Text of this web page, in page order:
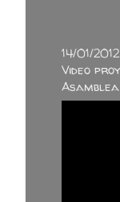
14/01/2012
Video